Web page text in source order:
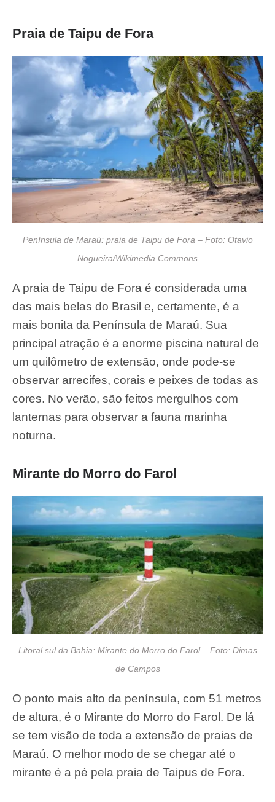
Praia de Taipu de Fora
Península de Maraú: praia de Taipu de Fora – Foto: Otavio
Nogueira/Wikimedia Commons
A praia de Taipu de Fora é considerada uma
das mais belas do Brasil e, certamente, é a
mais bonita da Península de Maraú. Sua
principal atração é a enorme piscina natural de
um quilômetro de extensão, onde pode-se
observar arrecifes, corais e peixes de todas as
cores. No verão, são feitos mergulhos com
lanternas para observar a fauna marinha
noturna.
Mirante do Morro do Farol
Litoral sul da Bahia: Mirante do Morro do Farol – Foto: Dimas
de Campos
O ponto mais alto da península, com 51 metros
de altura, é o Mirante do Morro do Farol. De lá
se tem visão de toda a extensão de praias de
Maraú. O melhor modo de se chegar até o
mirante é a pé pela praia de Taipus de Fora.